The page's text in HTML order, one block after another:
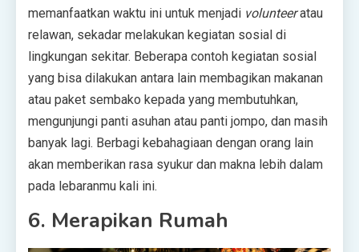
memanfaatkan waktu ini untuk menjadi volunteeratau
relawan, sekadar melakukan kegiatan sosial di
lingkungan sekitar. Beberapa contoh kegiatan sosial
yang bisa dilakukan antara lain membagikan makanan
atau paket sembako kepada yang membutuhkan,
mengunjungi panti asuhan atau panti jompo, dan masih
banyak lagi. Berbagi kebahagiaan dengan orang lain
akan memberikan rasa syukur dan makna lebih dalam
pada lebaranmu kali ini.
6. Merapikan Rumah